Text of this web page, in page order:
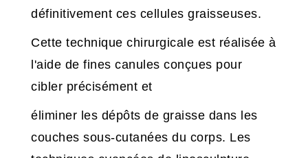
définitivement ces cellules graisseuses.
Cette technique chirurgicale est réalisée à
l'aide de fines canules conçues pour
cibler précisément et
éliminer les dépôts de graisse dans les
couches sous-cutanées du corps. Les